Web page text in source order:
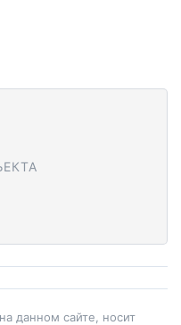
данном сайте, носит